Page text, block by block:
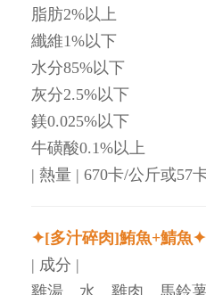
脂肪2%以上
纖維1%以下
水分85%以下
灰分2.5%以下
鎂0.025%以下
牛磺酸0.1%以上
| 熱量 | 670卡/公斤或57
✦[多汁碎肉]鮪魚+鯖魚✦
| 成分 |
雞湯、水、雞肉、馬鈴